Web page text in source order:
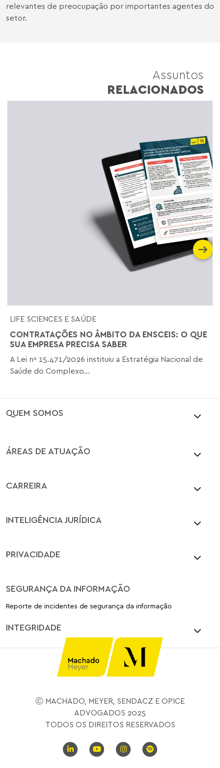
relevantes de preocupação por importantes agentes do
setor.
Assuntos
RELACIONADOS
LIFE SCIENCES E SAÚDE
CONTRATAÇÕES NO ÂMBITO DA ENSCEIS: O QUE
SUA EMPRESA PRECISA SABER
A Lei nº 15.471/2026 instituiu a Estratégia Nacional de
Saúde do Complexo...
QUEM SOMOS
ÁREAS DE ATUAÇÃO
CARREIRA
INTELIGÊNCIA JURÍDICA
PRIVACIDADE
SEGURANÇA DA INFORMAÇÃO
Reporte de incidentes de segurança da informação
INTEGRIDADE
Ⓒ MACHADO, MEYER, SENDACZ E OPICE
ADVOGADOS 2025
TODOS OS DIREITOS RESERVADOS